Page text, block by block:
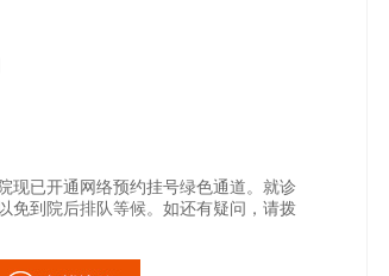
现已开通网络预约挂号绿色通道。就诊
免到院后排队等候。如还有疑问，请拨